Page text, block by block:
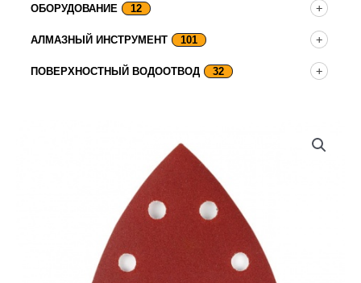
ОБОРУДОВАНИЕ 12
АЛМАЗНЫЙ ИНСТРУМЕНТ 101
ПОВЕРХНОСТНЫЙ ВОДООТВОД 32